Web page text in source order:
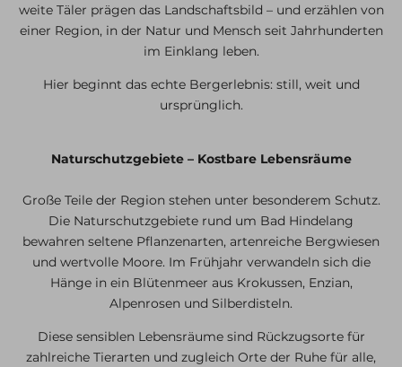
weite Täler prägen das Landschaftsbild – und erzählen von
einer Region, in der Natur und Mensch seit Jahrhunderten
im Einklang leben.
Hier beginnt das echte Bergerlebnis: still, weit und
ursprünglich.
Naturschutzgebiete – Kostbare Lebensräume
Große Teile der Region stehen unter besonderem Schutz.
Die Naturschutzgebiete rund um Bad Hindelang
bewahren seltene Pflanzenarten, artenreiche Bergwiesen
und wertvolle Moore. Im Frühjahr verwandeln sich die
Hänge in ein Blütenmeer aus Krokussen, Enzian,
Alpenrosen und Silberdisteln.
Diese sensiblen Lebensräume sind Rückzugsorte für
zahlreiche Tierarten und zugleich Orte der Ruhe für alle,